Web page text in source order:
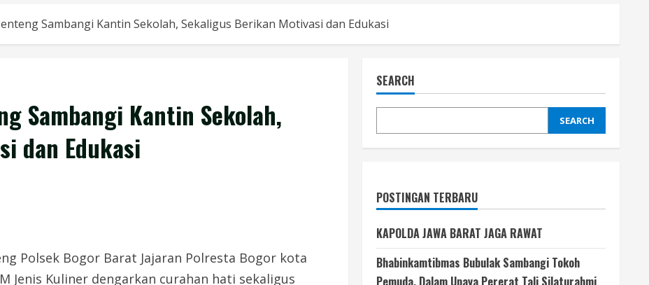
Sambangi Kantin Sekolah, Sekaligus Berikan Motivasi dan Edukasi
Sambangi Kantin Sekolah,
dan Edukasi
Polsek Bogor Barat Jajaran Polresta Bogor kota
Jenis Kuliner dengarkan curahan hati sekaligus
SEARCH
SEARCH
POSTINGAN TERBARU
KAPOLDA JAWA BARAT JAGA RAWAT
Bhabinkamtibmas Bubulak Sambangi Tokoh